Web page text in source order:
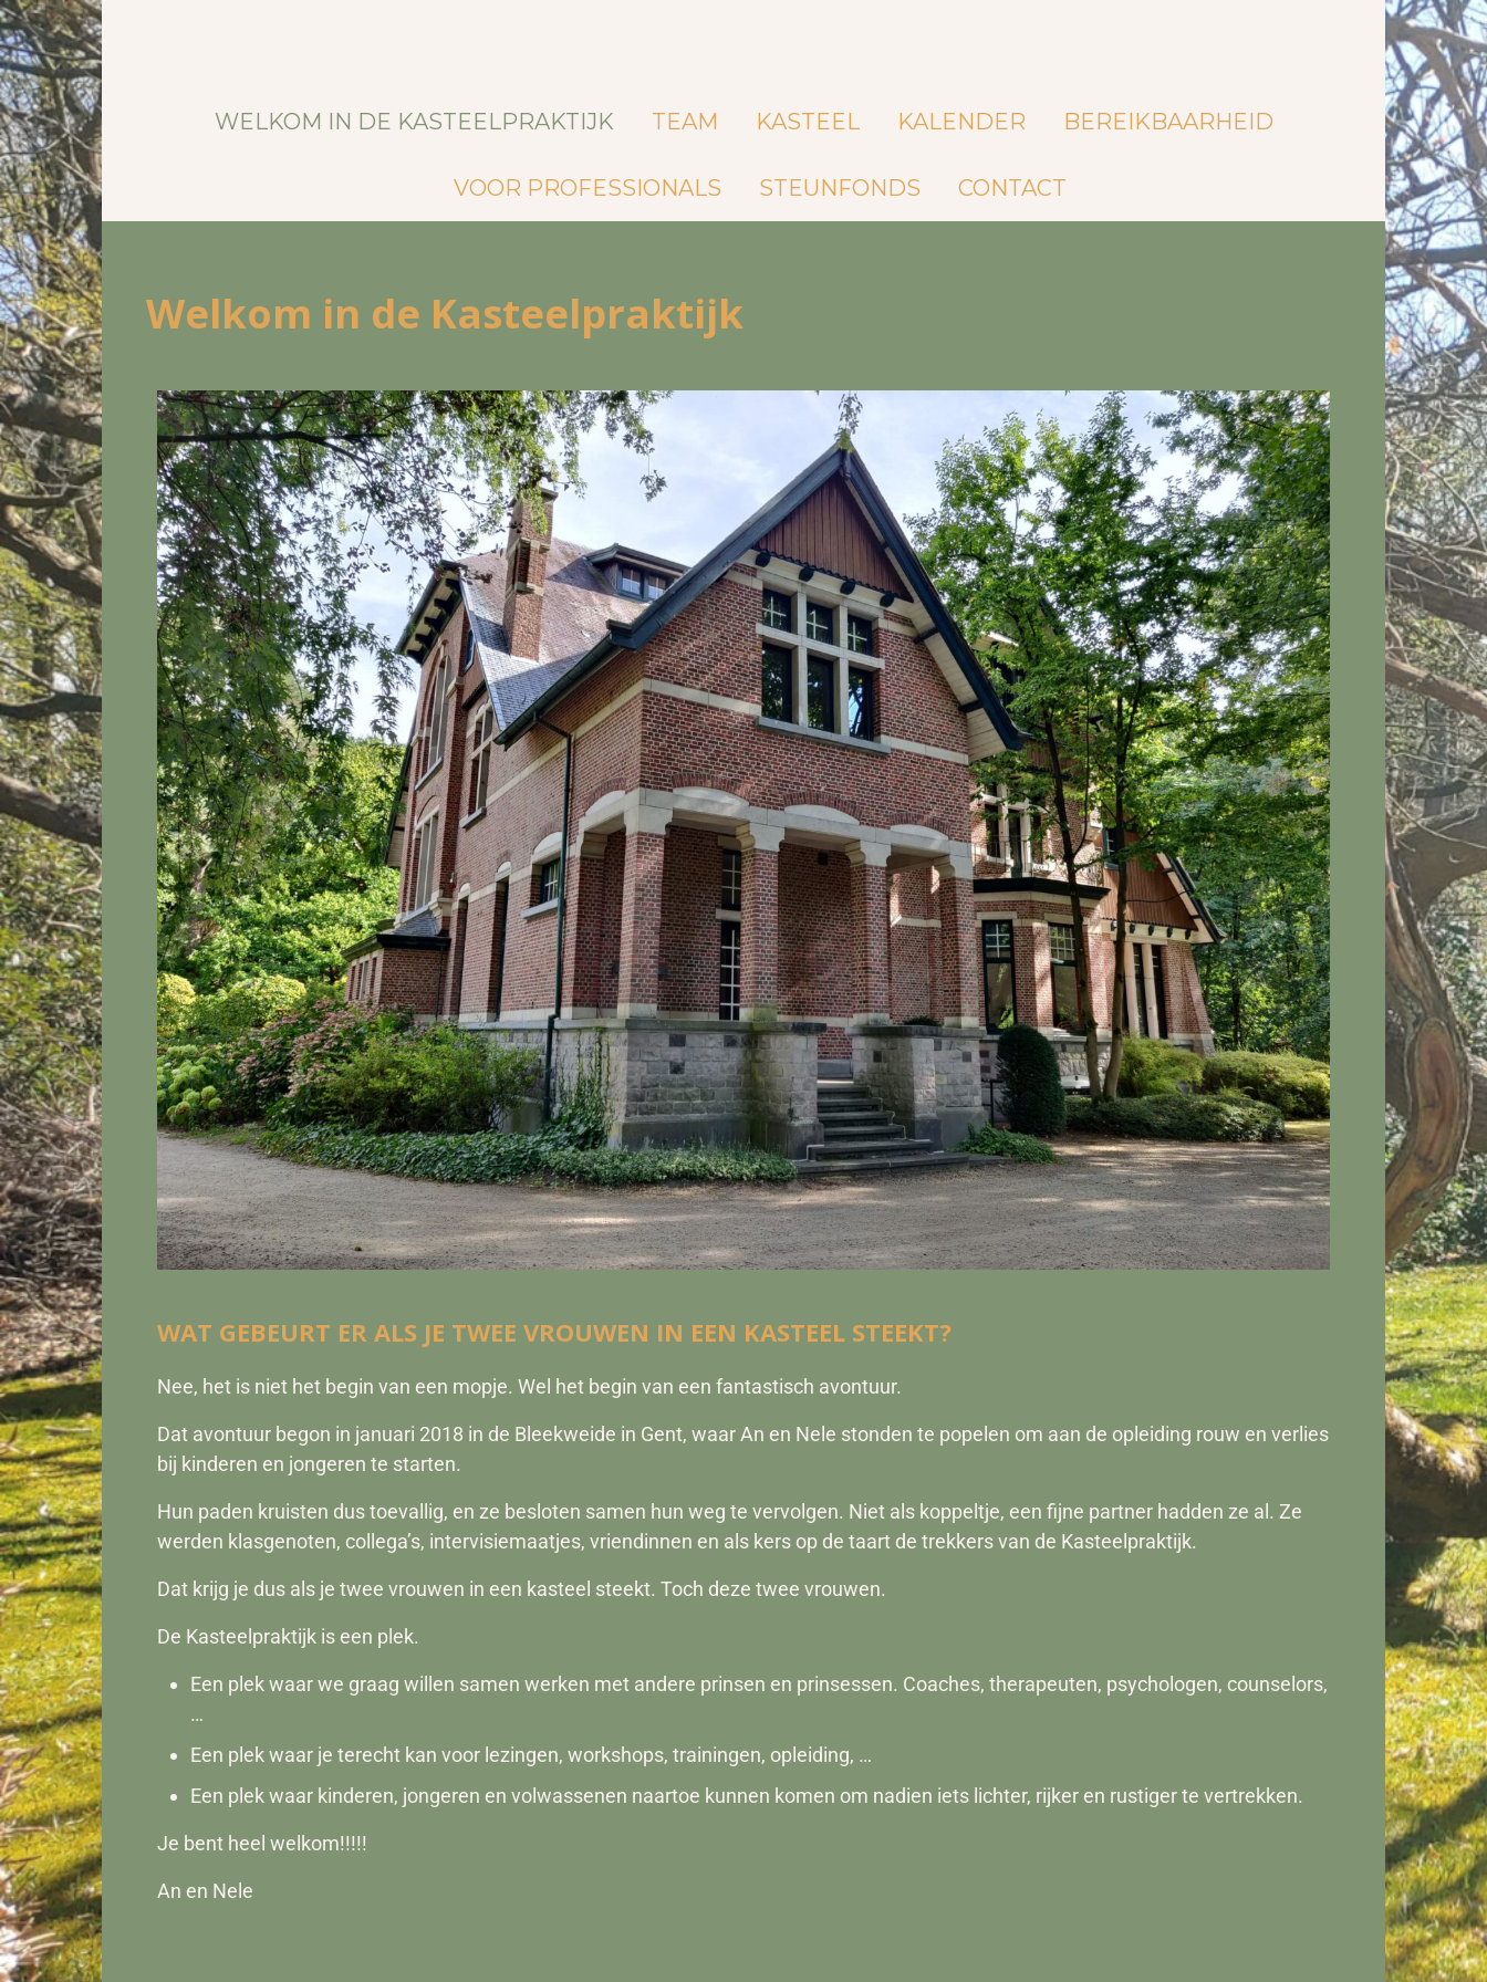
WELKOM IN DE KASTEELPRAKTIJK TEAM KASTEEL KALENDER BEREIKBAARHEID
VOOR PROFESSIONALS STEUNFONDS CONTACT
Welkom in de Kasteelpraktijk
WAT GEBEURT ER ALS JE TWEE VROUWEN IN EEN KASTEEL STEEKT?
Nee, het is niet het begin van een mopje. Wel het begin van een fantastisch avontuur.
Dat avontuur begon in januari 2018 in de Bleekweide in Gent, waar An en Nele stonden te popelen om aan de opleiding rouw en verlies
bij kinderen en jongeren te starten.
Hun paden kruisten dus toevallig, en ze besloten samen hun weg te vervolgen. Niet als koppeltje, een fijne partner hadden ze al. Ze
werden klasgenoten, collega’s, intervisiemaatjes, vriendinnen en als kers op de taart de trekkers van de Kasteelpraktijk.
Dat krijg je dus als je twee vrouwen in een kasteel steekt. Toch deze twee vrouwen.
De Kasteelpraktijk is een plek.
Een plek waar we graag willen samen werken met andere prinsen en prinsessen. Coaches, therapeuten, psychologen, counselors,
…
Een plek waar je terecht kan voor lezingen, workshops, trainingen, opleiding, …
Een plek waar kinderen, jongeren en volwassenen naartoe kunnen komen om nadien iets lichter, rijker en rustiger te vertrekken.
Je bent heel welkom!!!!!
An en Nele